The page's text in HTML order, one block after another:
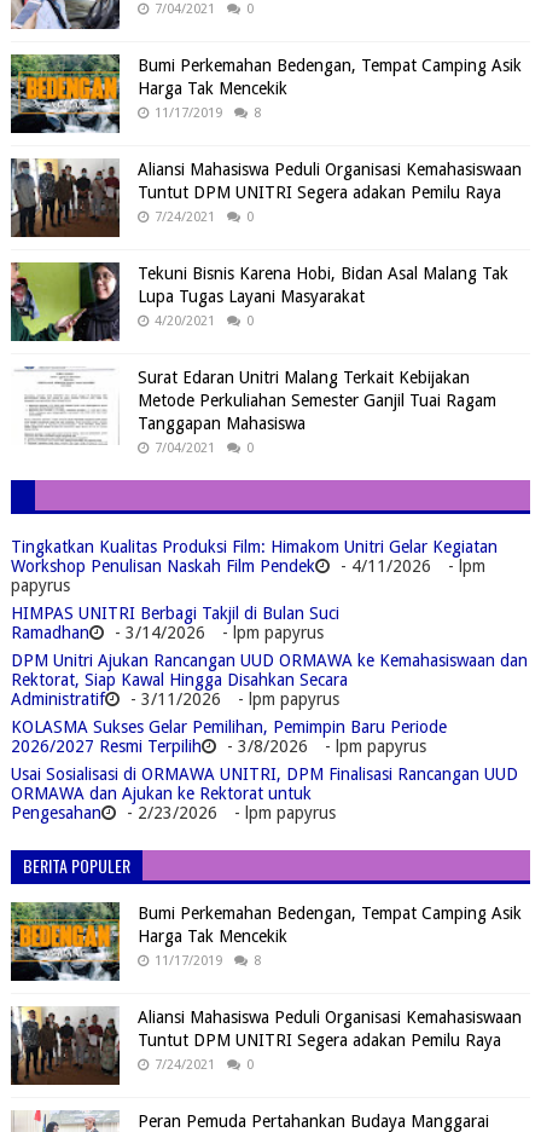
7/04/2021 0
Bumi Perkemahan Bedengan, Tempat Camping Asik
Harga Tak Mencekik
11/17/2019 8
Aliansi Mahasiswa Peduli Organisasi Kemahasiswaan
Tuntut DPM UNITRI Segera adakan Pemilu Raya
7/24/2021 0
Tekuni Bisnis Karena Hobi, Bidan Asal Malang Tak
Lupa Tugas Layani Masyarakat
4/20/2021 0
Surat Edaran Unitri Malang Terkait Kebijakan
Metode Perkuliahan Semester Ganjil Tuai Ragam
Tanggapan Mahasiswa
7/04/2021 0
Tingkatkan Kualitas Produksi Film: Himakom Unitri Gelar Kegiatan
Workshop Penulisan Naskah Film Pendek
- 4/11/2026
- lpm
papyrus
HIMPAS UNITRI Berbagi Takjil di Bulan Suci
Ramadhan
- 3/14/2026
- lpm papyrus
DPM Unitri Ajukan Rancangan UUD ORMAWA ke Kemahasiswaan dan
Rektorat, Siap Kawal Hingga Disahkan Secara
Administratif
- 3/11/2026
- lpm papyrus
KOLASMA Sukses Gelar Pemilihan, Pemimpin Baru Periode
2026/2027 Resmi Terpilih
- 3/8/2026
- lpm papyrus
Usai Sosialisasi di ORMAWA UNITRI, DPM Finalisasi Rancangan UUD
ORMAWA dan Ajukan ke Rektorat untuk
Pengesahan
- 2/23/2026 - lpm papyrus
BERITA POPULER
Bumi Perkemahan Bedengan, Tempat Camping Asik
Harga Tak Mencekik
11/17/2019 8
Aliansi Mahasiswa Peduli Organisasi Kemahasiswaan
Tuntut DPM UNITRI Segera adakan Pemilu Raya
7/24/2021 0
Peran Pemuda Pertahankan Budaya Manggarai